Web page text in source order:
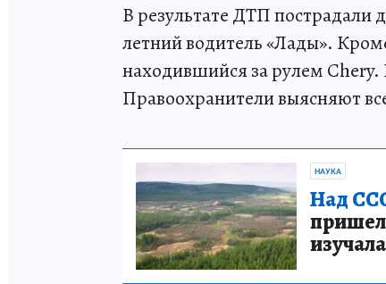
В результате ДТП пострадали
летний водитель «Лады».
находившийся за рулем
Правоохранители выясняют
НАУКА
Над